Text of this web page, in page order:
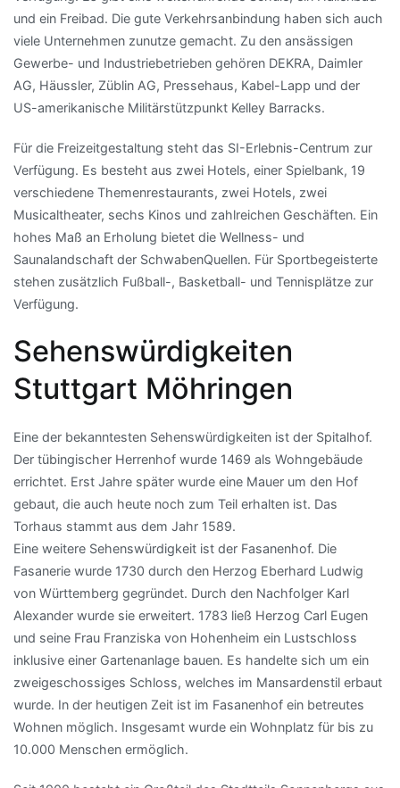
und ein Freibad. Die gute Verkehrsanbindung haben sich auch
viele Unternehmen zunutze gemacht. Zu den ansässigen
Gewerbe- und Industriebetrieben gehören DEKRA, Daimler
AG, Häussler, Züblin AG, Pressehaus, Kabel-Lapp und der
US-amerikanische Militärstützpunkt Kelley Barracks.
Für die Freizeitgestaltung steht das SI-Erlebnis-Centrum zur
Verfügung. Es besteht aus zwei Hotels, einer Spielbank, 19
verschiedene Themenrestaurants, zwei Hotels, zwei
Musicaltheater, sechs Kinos und zahlreichen Geschäften. Ein
hohes Maß an Erholung bietet die Wellness- und
Saunalandschaft der SchwabenQuellen. Für Sportbegeisterte
stehen zusätzlich Fußball-, Basketball- und Tennisplätze zur
Verfügung.
Sehenswürdigkeiten
Stuttgart Möhringen
Eine der bekanntesten Sehenswürdigkeiten ist der Spitalhof.
Der tübingischer Herrenhof wurde 1469 als Wohngebäude
errichtet. Erst Jahre später wurde eine Mauer um den Hof
gebaut, die auch heute noch zum Teil erhalten ist. Das
Torhaus stammt aus dem Jahr 1589.
Eine weitere Sehenswürdigkeit ist der Fasanenhof. Die
Fasanerie wurde 1730 durch den Herzog Eberhard Ludwig
von Württemberg gegründet. Durch den Nachfolger Karl
Alexander wurde sie erweitert. 1783 ließ Herzog Carl Eugen
und seine Frau Franziska von Hohenheim ein Lustschloss
inklusive einer Gartenanlage bauen. Es handelte sich um ein
zweigeschossiges Schloss, welches im Mansardenstil erbaut
wurde. In der heutigen Zeit ist im Fasanenhof ein betreutes
Wohnen möglich. Insgesamt wurde ein Wohnplatz für bis zu
10.000 Menschen ermöglich.